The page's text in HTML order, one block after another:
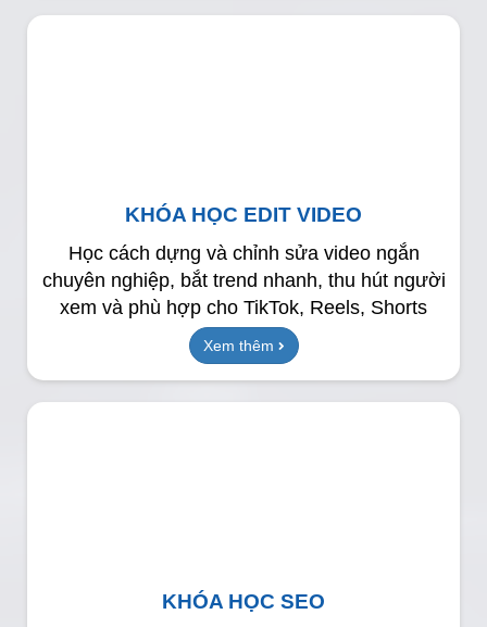
KHÓA HỌC EDIT VIDEO
Học cách dựng và chỉnh sửa video ngắn
chuyên nghiệp, bắt trend nhanh, thu hút người
xem và phù hợp cho TikTok, Reels, Shorts
Xem thêm
KHÓA HỌC SEO